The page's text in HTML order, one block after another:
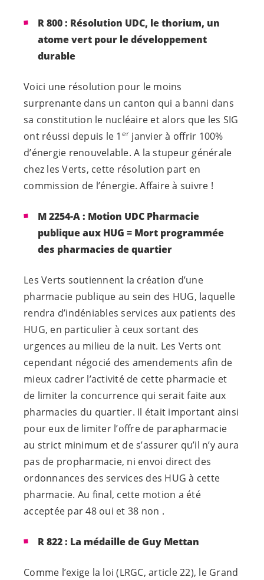
R 800 : Résolution UDC, le thorium, un
atome vert pour le développement
durable
Voici une résolution pour le moins
surprenante dans un canton qui a banni dans
sa constitution le nucléaire et alors que les SIG
ont réussi depuis le 1 er janvier à offrir 100%
d’énergie renouvelable. A la stupeur générale
chez les Verts, cette résolution part en
commission de l’énergie. Affaire à suivre !
M 2254-A : Motion UDC Pharmacie
publique aux HUG = Mort programmée
des pharmacies de quartier
Les Verts soutiennent la création d’une
pharmacie publique au sein des HUG, laquelle
rendra d’indéniables services aux patients des
HUG, en particulier à ceux sortant des
urgences au milieu de la nuit. Les Verts ont
cependant négocié des amendements afin de
mieux cadrer l’activité de cette pharmacie et
de limiter la concurrence qui serait faite aux
pharmacies du quartier. Il était important ainsi
pour eux de limiter l’offre de parapharmacie
au strict minimum et de s’assurer qu’il n’y aura
pas de propharmacie, ni envoi direct des
ordonnances des services des HUG à cette
pharmacie. Au final, cette motion a été
acceptée par 48 oui et 38 non .
R 822 : La médaille de Guy Mettan
Comme l’exige la loi (LRGC, article 22), le Grand